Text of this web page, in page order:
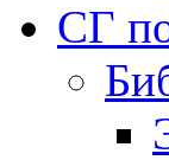
СГ